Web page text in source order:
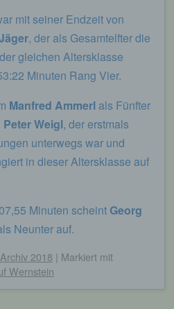
mit seiner Endzeit von
, der als Gesamtelfter die
gleichen Altersklasse
Minuten Rang Vier.
Manfred Ammerl als Fünfter
Peter Weigl, der erstmals
unterwegs war und
in dieser Altersklasse auf
Minuten scheintGeorg
Neunter auf.
Archiv 2018 | Markiert mit
Wernstein
Person gespeichert sind.
der für die
personenbezogene
Hinweis der betroffenen
gesetzlichen
des für die Verarbeitung
der betroffenen Person in
als Ansprechpartner zur
die Internetseite
die eine schnelle
zu unserem
ermöglichen, was
Adresse der
Post (E-Mail-